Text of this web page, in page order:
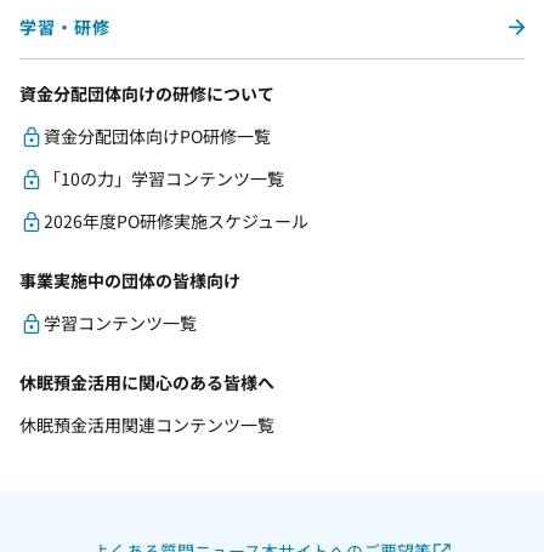
学習・研修
資金分配団体向けの研修について
資金分配団体向けPO研修一覧
「10の力」学習コンテンツ一覧
2026年度PO研修実施スケジュール
事業実施中の団体の皆様向け
学習コンテンツ一覧
休眠預金活用に関心のある皆様へ
休眠預金活用関連コンテンツ一覧